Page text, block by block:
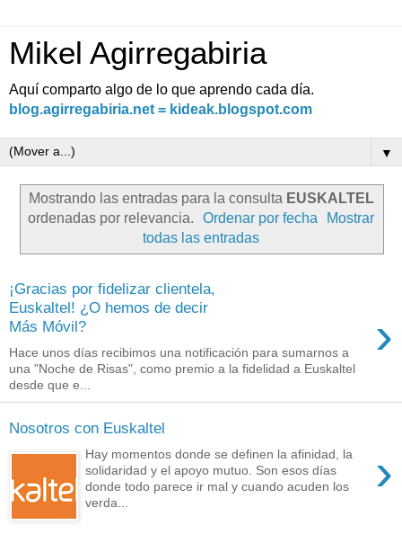
Mikel Agirregabiria
Aquí comparto algo de lo que aprendo cada día.
blog.agirregabiria.net = kideak.blogspot.com
▼
Mostrando las entradas para la consulta EUSKALTEL
ordenadas por relevancia.
Ordenar por fecha
Mostrar
todas las entradas
¡Gracias por fidelizar clientela,
Euskaltel! ¿O hemos de decir
Más Móvil?
›
Hace unos días recibimos una notificación para sumarnos a
una "Noche de Risas", como premio a la fidelidad a Euskaltel
desde que e...
Nosotros con Euskaltel
›
Hay momentos donde se definen la afinidad, la
solidaridad y el apoyo mutuo. Son esos días
donde todo parece ir mal y cuando acuden los
verda...